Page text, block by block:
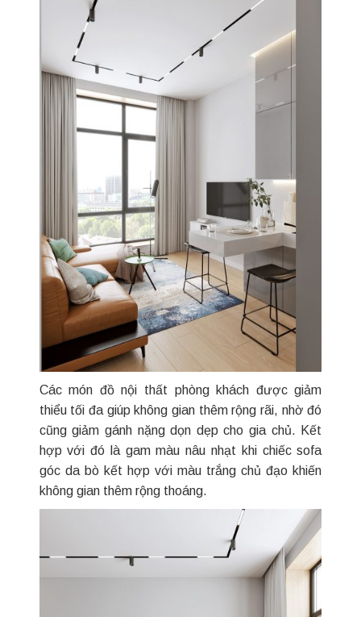
Các món đồ nội thất phòng khách được giảm
thiểu tối đa giúp không gian thêm rộng rãi, nhờ đó
cũng giảm gánh nặng dọn dẹp cho gia chủ. Kết
hợp với đó là gam màu nâu nhạt khi chiếc sofa
góc da bò kết hợp với màu trắng chủ đạo khiến
không gian thêm rộng thoáng.